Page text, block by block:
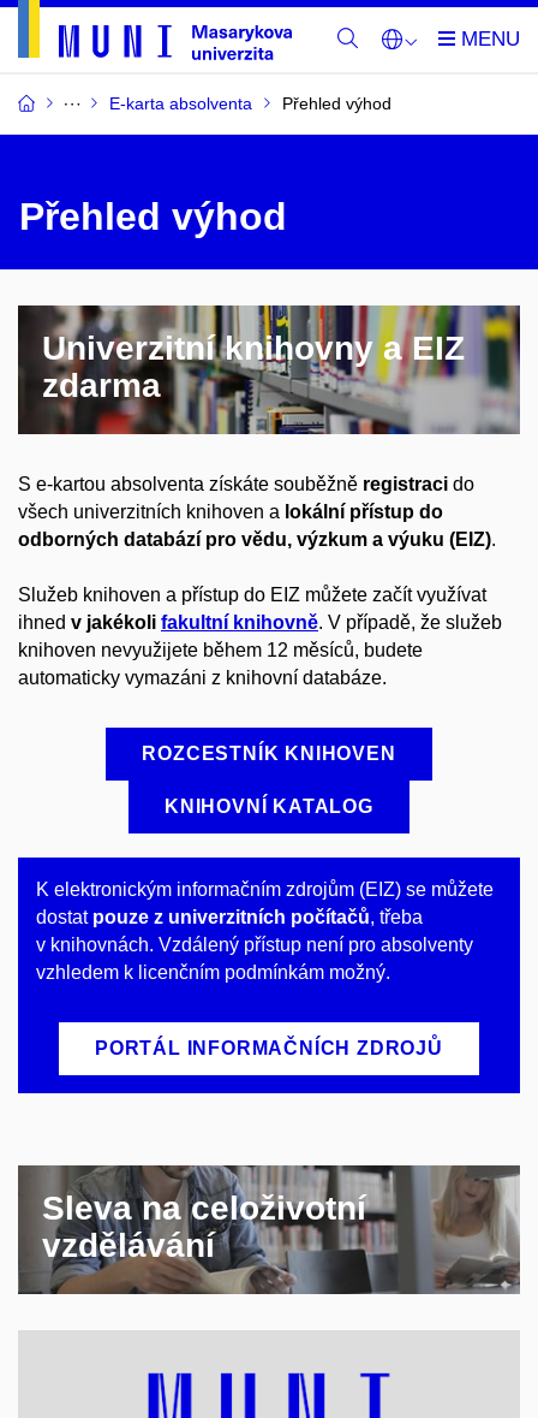
E-karta absolventa Přehled výhod
Přehled výhod
Univerzitní knihovny a EIZ
zdarma
S e-kartou absolventa získáte souběžně registraci do
všech univerzitních knihoven a lokální přístup do
odborných databází pro vědu, výzkum a výuku (EIZ).
Služeb knihoven a přístup do EIZ můžete začít využívat
ihned v jakékoli fakultní knihovně. V případě, že služeb
knihoven nevyužijete během 12 měsíců, budete
automaticky vymazáni z knihovní databáze.
ROZCESTNÍK KNIHOVEN
KNIHOVNÍ KATALOG
K elektronickým informačním zdrojům (EIZ) se můžete
dostat pouze z univerzitních počítačů, třeba
v knihovnách. Vzdálený přístup není pro absolventy
vzhledem k licenčním podmínkám možný.
PORTÁL INFORMAČNÍCH ZDROJŮ
Sleva na celoživotní
vzdělávání